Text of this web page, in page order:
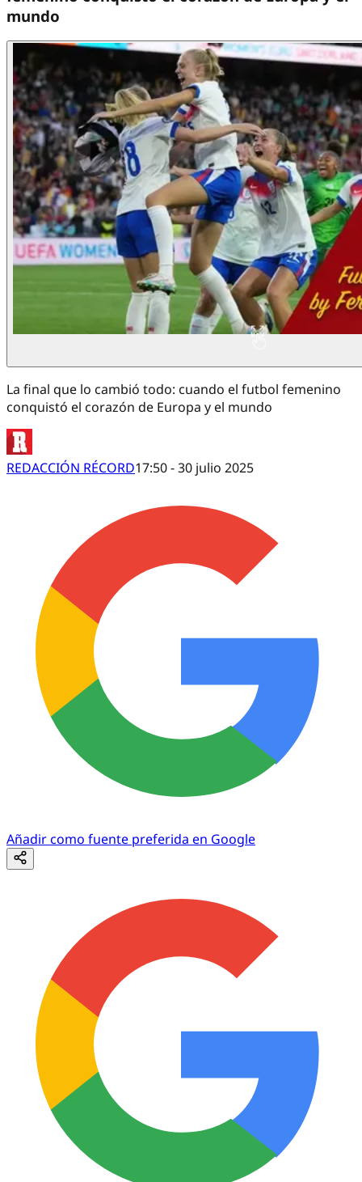
mundo
La final que lo cambió todo: cuando el futbol femenino
conquistó el corazón de Europa y el mundo
REDACCIÓN RÉCORD17:50 - 30 julio 2025
Añadir como fuente preferida en Google